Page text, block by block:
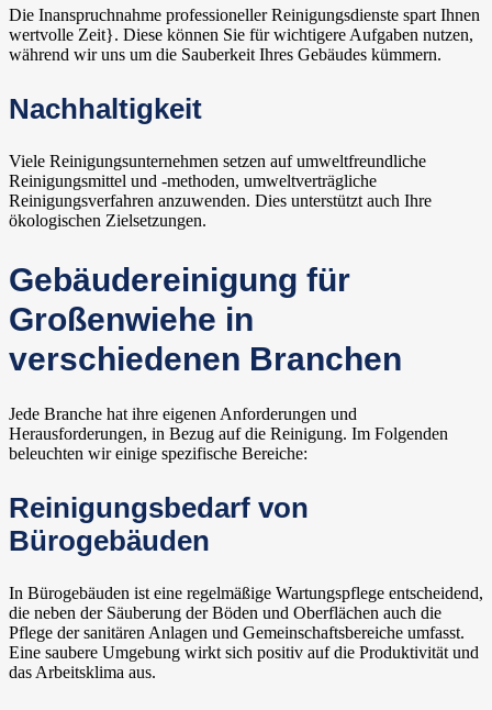
Die Inanspruchnahme professioneller Reinigungsdienste spart Ihnen
wertvolle Zeit}. Diese können Sie für wichtigere Aufgaben nutzen,
während wir uns um die Sauberkeit Ihres Gebäudes kümmern.
Nachhaltigkeit
Viele Reinigungsunternehmen setzen auf umweltfreundliche
Reinigungsmittel und -methoden, umweltverträgliche
Reinigungsverfahren anzuwenden. Dies unterstützt auch Ihre
ökologischen Zielsetzungen.
Gebäudereinigung für
Großenwiehe in
verschiedenen Branchen
Jede Branche hat ihre eigenen Anforderungen und
Herausforderungen, in Bezug auf die Reinigung. Im Folgenden
beleuchten wir einige spezifische Bereiche:
Reinigungsbedarf von
Bürogebäuden
In Bürogebäuden ist eine regelmäßige Wartungspflege entscheidend,
die neben der Säuberung der Böden und Oberflächen auch die
Pflege der sanitären Anlagen und Gemeinschaftsbereiche umfasst.
Eine saubere Umgebung wirkt sich positiv auf die Produktivität und
das Arbeitsklima aus.